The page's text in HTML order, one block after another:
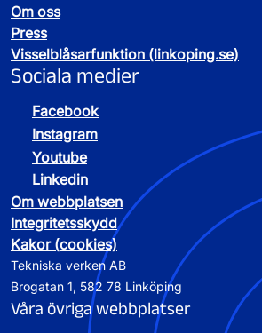
Om oss
Press
Visselblåsarfunktion (linkoping.se)
Sociala medier
Facebook
Instagram
Youtube
Linkedin
Om webbplatsen
Integritetsskydd
Kakor (cookies)
Tekniska verken AB
Brogatan 1, 582 78 Linköping
Våra övriga webbplatser